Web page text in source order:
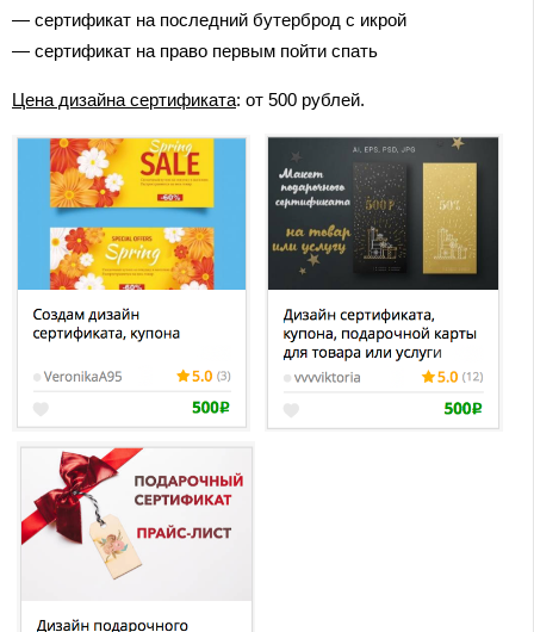
— сертификат на последний бутерброд с икрой
— сертификат на право первым пойти спать
Цена дизайна сертификата: от 500 рублей.